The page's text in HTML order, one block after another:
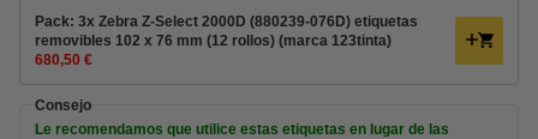
Pack: 3x Zebra Z-Select 2000D (880239-076D) etiquetas
removibles 102 x 76 mm (12 rollos) (marca 123tinta)
680,50 €
Consejo
Le recomendamos que utilice estas etiquetas en lugar de las